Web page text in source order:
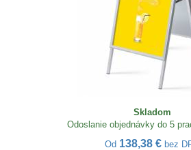
Skladom
Odoslanie objednávky do 5
Od 138,38 € bez